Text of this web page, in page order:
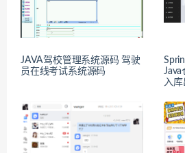
JAVA驾校管理系统源码 驾驶
员在线考试系统源码
Java
入库